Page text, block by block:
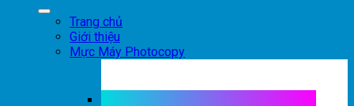
Trang chủ
Giới thiệu
Mực Máy Photocopy